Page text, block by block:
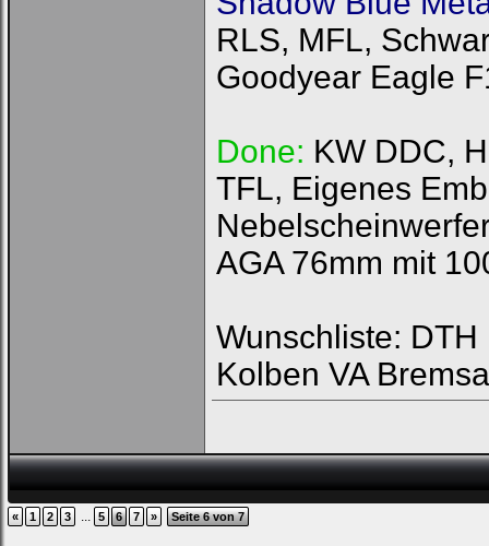
RLS, MFL,
Goodyear Eagle
Done: KW DDC,
TFL, Eigenes
AGA 76mm mit
Wunschliste:
Kolben VA
« 1 2 3 ... 5 6 7 » Seite 6 von 7